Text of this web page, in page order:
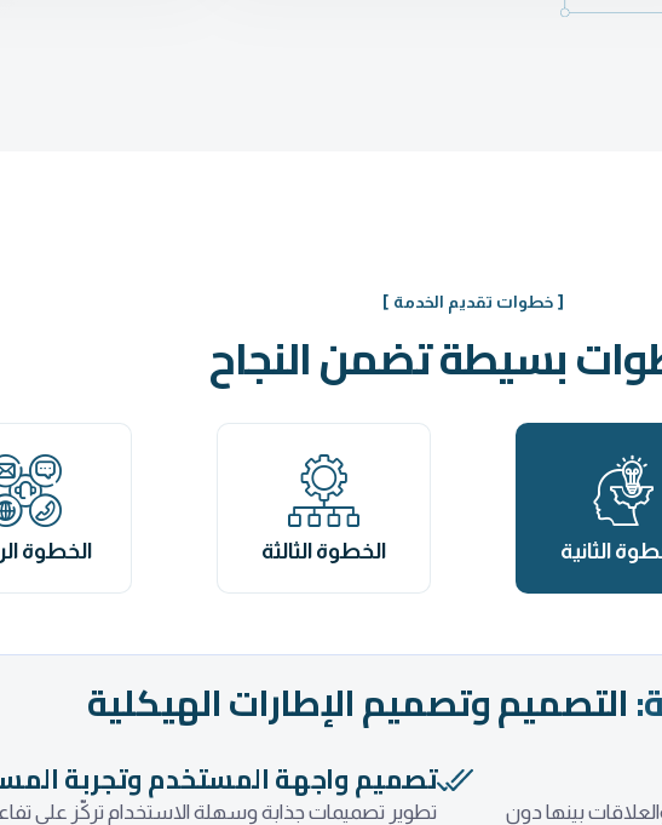
[ خطوات تقديم الخدمة ]
الثانية الخطوة الثالثة الخطوة
التصميم وتصميم الإطارات الهيكلية
بينها دون
تصميم واجهة المستخدم وتجربة
تطوير تصميمات جذابة وسهلة الاستخدام تركّز على